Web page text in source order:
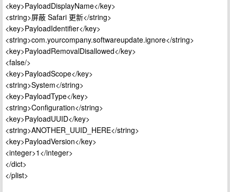
<key>PayloadDisplayName</key>
<string>屏蔽 Safari 更新</string>
<key>PayloadIdentifier</key>
<string>com.yourcompany.softwareupdate.ignore</string>
<key>PayloadRemovalDisallowed</key>
<false/>
<key>PayloadScope</key>
<string>System</string>
<key>PayloadType</key>
<string>Configuration</string>
<key>PayloadUUID</key>
<string>ANOTHER_UUID_HERE</string>
<key>PayloadVersion</key>
<integer>1</integer>
</dict>
</plist>